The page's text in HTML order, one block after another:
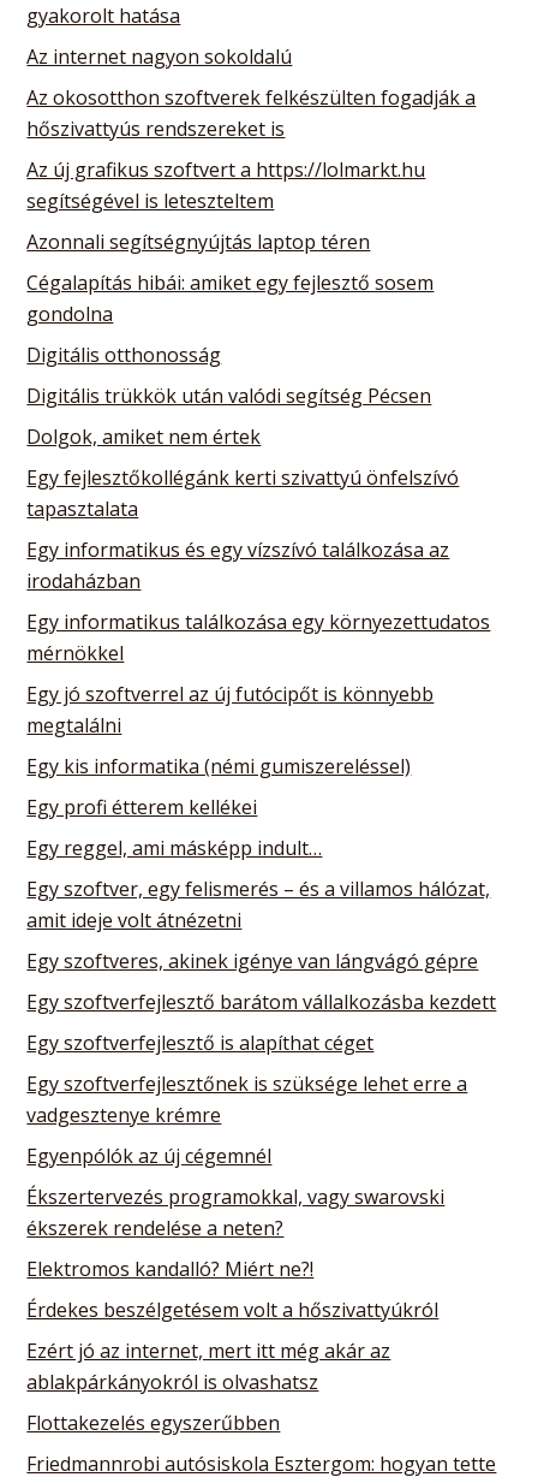
gyakorolt hatása
Az internet nagyon sokoldalú
Az okosotthon szoftverek felkészülten fogadják a
hőszivattyús rendszereket is
Az új grafikus szoftvert a https://lolmarkt.hu
segítségével is leteszteltem
Azonnali segítségnyújtás laptop téren
Cégalapítás hibái: amiket egy fejlesztő sosem
gondolna
Digitális otthonosság
Digitális trükkök után valódi segítség Pécsen
Dolgok, amiket nem értek
Egy fejlesztőkollégánk kerti szivattyú önfelszívó
tapasztalata
Egy informatikus és egy vízszívó találkozása az
irodaházban
Egy informatikus találkozása egy környezettudatos
mérnökkel
Egy jó szoftverrel az új futócipőt is könnyebb
megtalálni
Egy kis informatika (némi gumiszereléssel)
Egy profi étterem kellékei
Egy reggel, ami másképp indult…
Egy szoftver, egy felismerés – és a villamos hálózat,
amit ideje volt átnézetni
Egy szoftveres, akinek igénye van lángvágó gépre
Egy szoftverfejlesztő barátom vállalkozásba kezdett
Egy szoftverfejlesztő is alapíthat céget
Egy szoftverfejlesztőnek is szüksége lehet erre a
vadgesztenye krémre
Egyenpólók az új cégemnél
Ékszertervezés programokkal, vagy swarovski
ékszerek rendelése a neten?
Elektromos kandalló? Miért ne?!
Érdekes beszélgetésem volt a hőszivattyúkról
Ezért jó az internet, mert itt még akár az
ablakpárkányokról is olvashatsz
Flottakezelés egyszerűbben
Friedmannrobi autósiskola Esztergom: hogyan tette